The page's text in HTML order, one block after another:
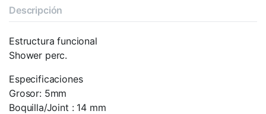
Descripción
Estructura funcional
Shower perc.
Especificaciones
Grosor: 5mm
Boquilla/Joint : 14 mm